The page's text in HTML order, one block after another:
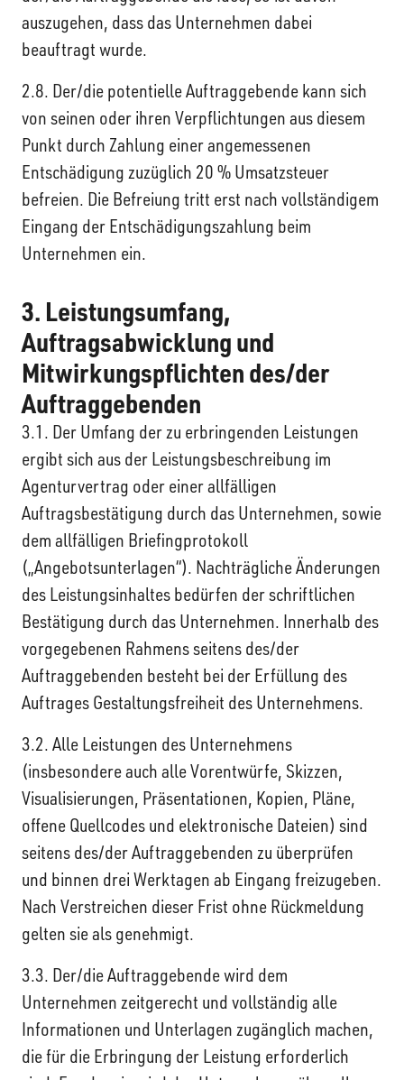
auszugehen, dass das Unternehmen dabei
beauftragt wurde.
2.8. Der/die potentielle Auftraggebende kann sich
von seinen oder ihren Verpflichtungen aus diesem
Punkt durch Zahlung einer angemessenen
Entschädigung zuzüglich 20 % Umsatzsteuer
befreien. Die Befreiung tritt erst nach vollständigem
Eingang der Entschädigungszahlung beim
Unternehmen ein.
3. Leistungsumfang,
Auftragsabwicklung und
Mitwirkungspflichten des/der
Auftraggebenden
3.1. Der Umfang der zu erbringenden Leistungen
ergibt sich aus der Leistungsbeschreibung im
Agenturvertrag oder einer allfälligen
Auftragsbestätigung durch das Unternehmen, sowie
dem allfälligen Briefingprotokoll
(„Angebotsunterlagen“). Nachträgliche Änderungen
des Leistungsinhaltes bedürfen der schriftlichen
Bestätigung durch das Unternehmen. Innerhalb des
vorgegebenen Rahmens seitens des/der
Auftraggebenden besteht bei der Erfüllung des
Auftrages Gestaltungsfreiheit des Unternehmens.
3.2. Alle Leistungen des Unternehmens
(insbesondere auch alle Vorentwürfe, Skizzen,
Visualisierungen, Präsentationen, Kopien, Pläne,
offene Quellcodes und elektronische Dateien) sind
seitens des/der Auftraggebenden zu überprüfen
und binnen drei Werktagen ab Eingang freizugeben.
Nach Verstreichen dieser Frist ohne Rückmeldung
gelten sie als genehmigt.
3.3. Der/die Auftraggebende wird dem
Unternehmen zeitgerecht und vollständig alle
Informationen und Unterlagen zugänglich machen,
die für die Erbringung der Leistung erforderlich